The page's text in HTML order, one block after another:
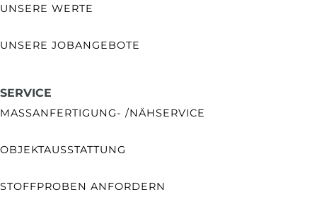
UNSERE WERTE
UNSERE JOBANGEBOTE
SERVICE
MASSANFERTIGUNG- /NÄHSERVICE
OBJEKTAUSSTATTUNG
STOFFPROBEN ANFORDERN